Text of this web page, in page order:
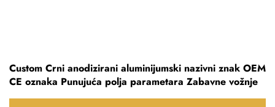
Custom Crni anodizirani aluminijumski nazivni znak OEM
CE oznaka Punujuća polja parametara Zabavne vožnje